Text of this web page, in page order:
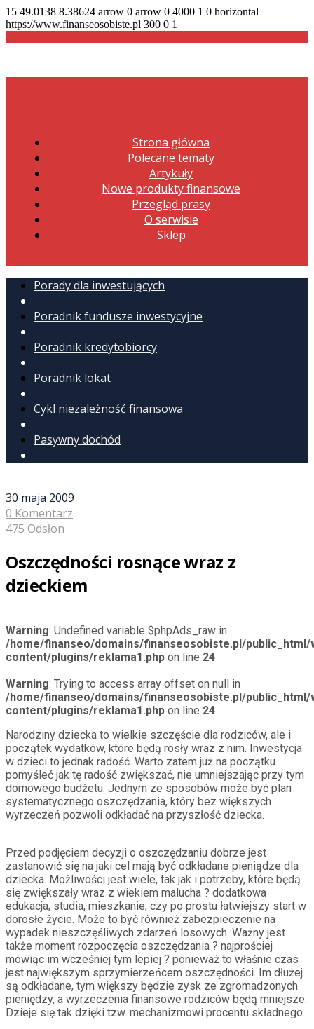
15 49.0138 8.38624 arrow 0 arrow 0 4000 1 0 horizontal
https://www.finanseosobiste.pl 300 0 1
Strona główna
Polecane tematy
Artykuły
Nowe produkty finansowe
Przegląd prasy
O serwisie
Sklep
Porady dla inwestujących
Poradnik fundusze inwestycyjne
Poradnik kredytobiorcy
Poradnik lokat
Cykl niezależność finansowa
Pasywny dochód
30 maja 2009
0 Komentarz
475 Odsłon
Oszczędności rosnące wraz z
dzieckiem
Warning: Undefined variable $phpAds_raw in
/home/finanseo/domains/finanseosobiste.pl/public_html/
content/plugins/reklama1.php on line 24
Warning: Trying to access array offset on null in
/home/finanseo/domains/finanseosobiste.pl/public_html/
content/plugins/reklama1.php on line 24
Narodziny dziecka to wielkie szczęście dla rodziców, ale i
początek wydatków, które będą rosły wraz z nim. Inwestycja
w dzieci to jednak radość. Warto zatem już na początku
pomyśleć jak tę radość zwiększać, nie umniejszając przy tym
domowego budżetu. Jednym ze sposobów może być plan
systematycznego oszczędzania, który bez większych
wyrzeczeń pozwoli odkładać na przyszłość dziecka.
Przed podjęciem decyzji o oszczędzaniu dobrze jest
zastanowić się na jaki cel mają być odkładane pieniądze dla
dziecka. Możliwości jest wiele, tak jak i potrzeby, które będą
się zwiększały wraz z wiekiem malucha ? dodatkowa
edukacja, studia, mieszkanie, czy po prostu łatwiejszy start w
dorosłe życie. Może to być również zabezpieczenie na
wypadek nieszczęśliwych zdarzeń losowych. Ważny jest
także moment rozpoczęcia oszczędzania ? najprościej
mówiąc im wcześniej tym lepiej ? ponieważ to właśnie czas
jest największym sprzymierzeńcem oszczędności. Im dłużej
są odkładane, tym większy będzie zysk ze zgromadzonych
pieniędzy, a wyrzeczenia finansowe rodziców będą mniejsze.
Dzieje się tak dzięki tzw. mechanizmowi procentu składnego.